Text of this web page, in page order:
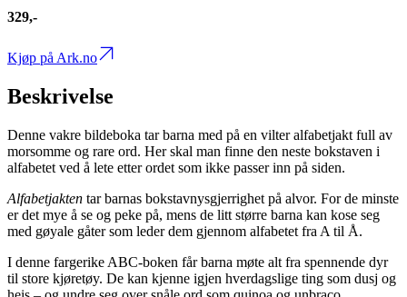
329,-
Kjøp på Ark.no
Beskrivelse
Denne vakre bildeboka tar barna med på en vilter alfabetjakt full av
morsomme og rare ord. Her skal man finne den neste bokstaven i
alfabetet ved å lete etter ordet som ikke passer inn på siden.
Alfabetjakten tar barnas bokstavnysgjerrighet på alvor. For de minste
er det mye å se og peke på, mens de litt større barna kan kose seg
med gøyale gåter som leder dem gjennom alfabetet fra A til Å.
I denne fargerike ABC-boken får barna møte alt fra spennende dyr
til store kjøretøy. De kan kjenne igjen hverdagslige ting som dusj og